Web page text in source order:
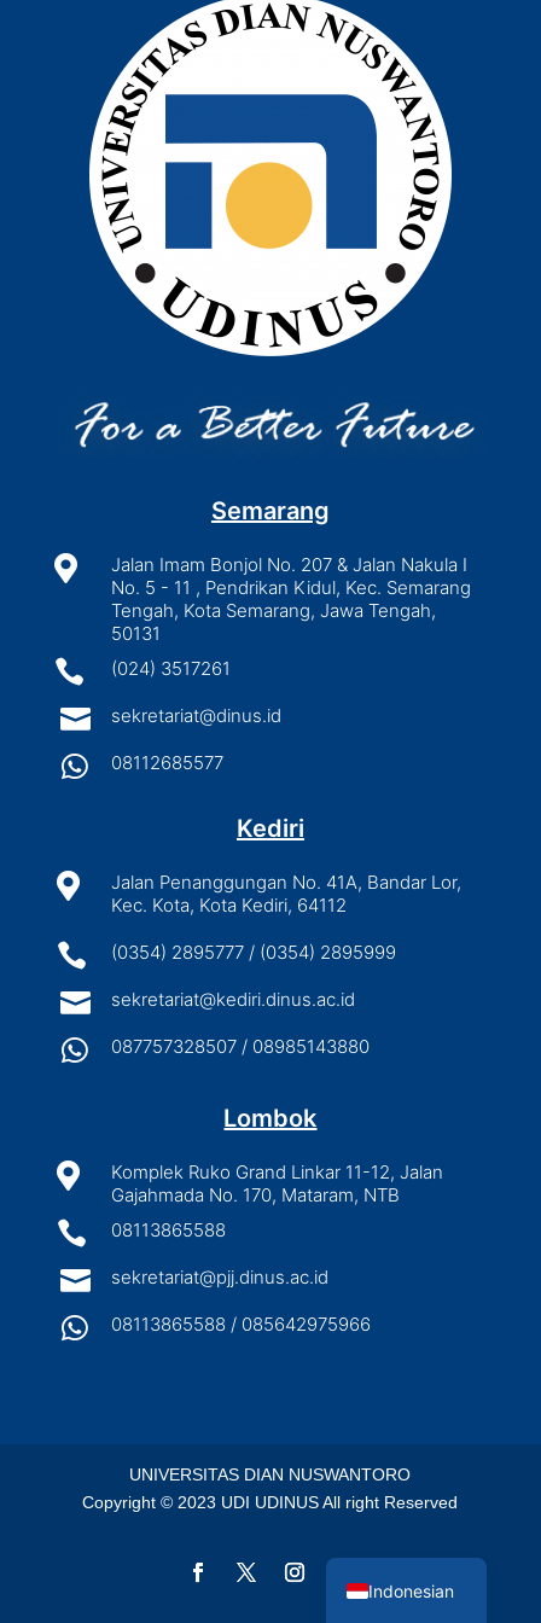
Semarang

Jalan Imam Bonjol No. 207 & Jalan Nakula I
No. 5 - 11 , Pendrikan Kidul, Kec. Semarang
Tengah, Kota Semarang, Jawa Tengah,
50131
 (024) 3517261
 sekretariat@dinus.id
 08112685577
Kediri

Jalan Penanggungan No. 41A, Bandar Lor,
Kec. Kota, Kota Kediri, 64112
 (0354) 2895777 / (0354) 2895999
 sekretariat@kediri.dinus.ac.id
 087757328507 / 08985143880
Lombok

Komplek Ruko Grand Linkar 11-12, Jalan
Gajahmada No. 170, Mataram, NTB
 08113865588
 sekretariat@pjj.dinus.ac.id
 08113865588 / 085642975966
UNIVERSITAS DIAN NUSWANTORO
Copyright © 2023 UDI UDINUS All right Reserved
Indonesian